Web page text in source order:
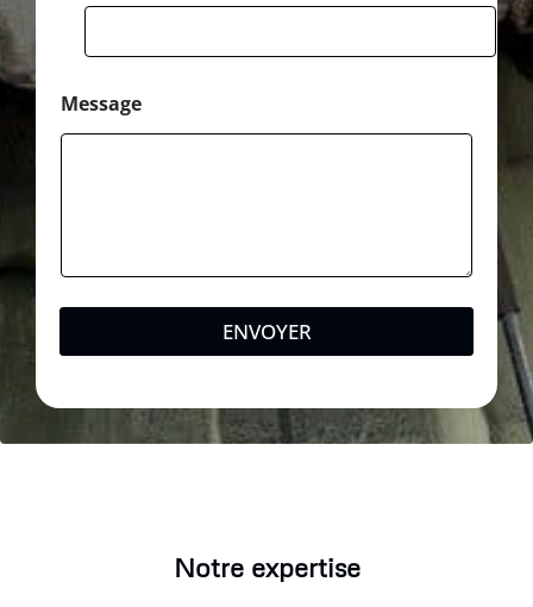
Message
ENVOYER
Notre expertise